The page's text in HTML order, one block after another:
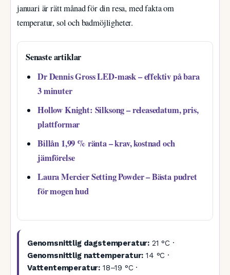
januari är rätt månad för din resa, med fakta om
temperatur, sol och badmöjligheter.
Senaste artiklar
Dr Dennis Gross LED-mask – effektiv på bara
3 minuter
Hollow Knight: Silksong – releasedatum, pris,
plattformar
Billån 1,99 % ränta – krav, kostnad och
jämförelse
Laura Mercier Setting Powder – Bästa pudret
för mogen hud
Genomsnittlig dagstemperatur: 21 °C ·
Genomsnittlig nattemperatur: 14 °C ·
Vattentemperatur: 18–19 °C ·